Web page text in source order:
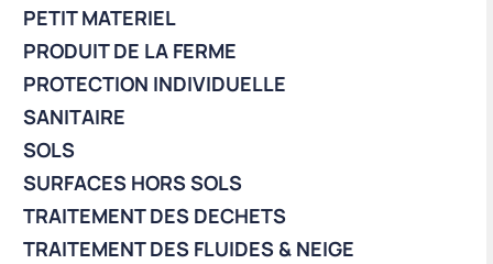
PETIT MATERIEL
PRODUIT DE LA FERME
PROTECTION INDIVIDUELLE
SANITAIRE
SOLS
SURFACES HORS SOLS
TRAITEMENT DES DECHETS
TRAITEMENT DES FLUIDES & NEIGE